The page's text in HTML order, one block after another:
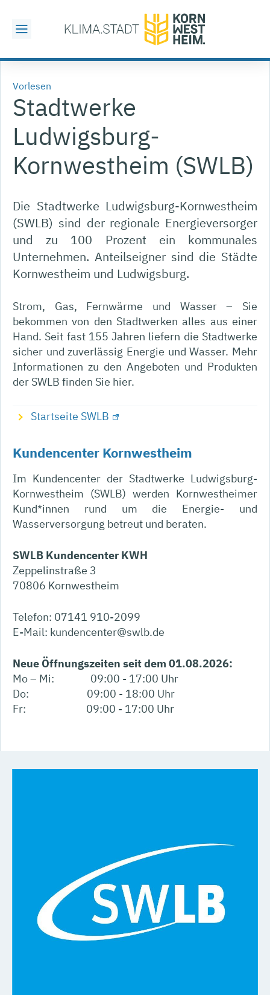
Vorlesen
Stadtwerke
Ludwigsburg-
Kornwestheim (SWLB)
Die Stadtwerke Ludwigsburg-Kornwestheim
(SWLB) sind der regionale Energieversorger
und zu 100 Prozent ein kommunales
Unternehmen. Anteilseigner sind die Städte
Kornwestheim und Ludwigsburg.
Strom, Gas, Fernwärme und Wasser – Sie
bekommen von den Stadtwerken alles aus einer
Hand. Seit fast 155 Jahren liefern die Stadtwerke
sicher und zuverlässig Energie und Wasser. Mehr
Informationen zu den Angeboten und Produkten
der SWLB finden Sie hier.
Startseite SWLB
Kundencenter Kornwestheim
Im Kundencenter der Stadtwerke Ludwigsburg-
Kornwestheim (SWLB) werden Kornwestheimer
Kund*innen rund um die Energie- und
Wasserversorgung betreut und beraten.
SWLB Kundencenter KWH
Zeppelinstraße 3
70806 Kornwestheim
Telefon: 07141 910-2099
E-Mail: kundencenter@swlb.de
Neue Öffnungszeiten seit dem 01.08.2026:
Mo – Mi: 09:00 - 17:00 Uhr
Do: 09:00 - 18:00 Uhr
Fr: 09:00 - 17:00 Uhr